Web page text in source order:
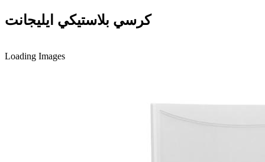
كرسي بلاستيكي ايليجانت
Loading Images